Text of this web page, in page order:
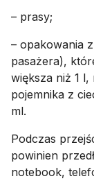
– prasy;
– opakowania
pasażera),
większa niż 1 l,
pojemnika z
ml.
Podczas
powinien
notebook,